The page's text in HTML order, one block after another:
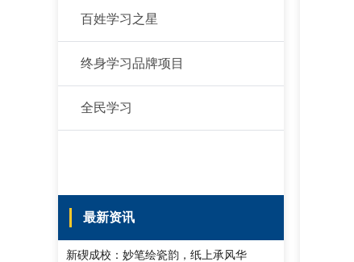
百姓学习之星
终身学习品牌项目
全民学习
最新资讯
新碶成校：妙笔绘瓷韵，纸上承风华